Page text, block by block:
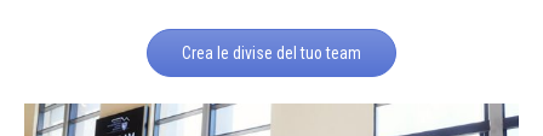
Crea le divise del tuo team